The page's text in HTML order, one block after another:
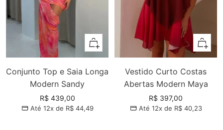
Adicionar
Conjunto Top e Saia Longa
Modern Sandy
Preço
promocional
R$ 439,00
Até 12x de R$ 44,49
Vestido Curto Costas
Abertas Modern Maya
Preço
promocional
R$ 397,00
Até 12x de R$ 40,23